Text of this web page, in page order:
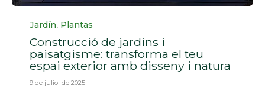
Categoria
Jardín, Plantas
Construcció de jardins i
paisatgisme: transforma el teu
espai exterior amb disseny i natura
9 de juliol de 2025